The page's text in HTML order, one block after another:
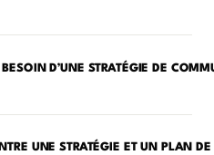
D’UNE STRATÉGIE DE
UNE STRATÉGIE ET UN PLAN